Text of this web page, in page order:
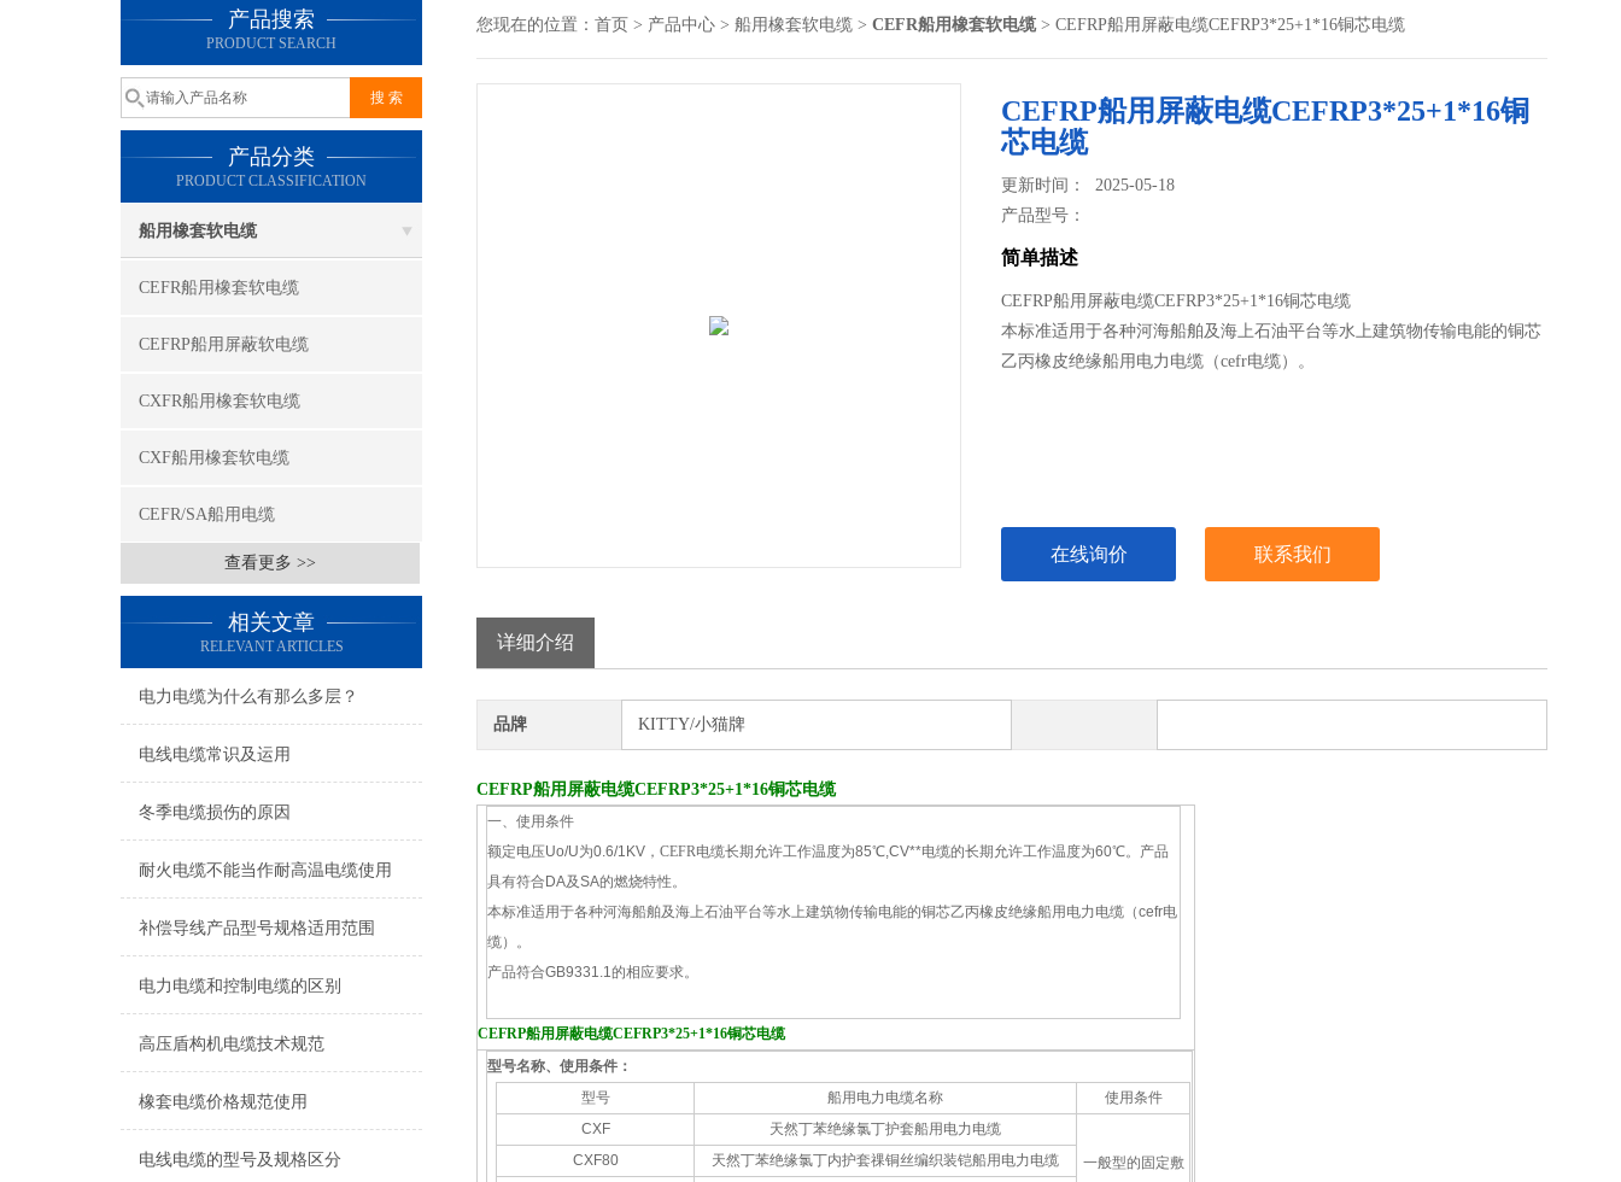
产品搜索
PRODUCT SEARCH
产品分类
PRODUCT CLASSIFICATION
船用橡套软电缆
CEFR船用橡套软电缆
CEFRP船用屏蔽软电缆
CXFR船用橡套软电缆
CXF船用橡套软电缆
CEFR/SA船用电缆
查看更多 >>
相关文章
RELEVANT ARTICLES
电力电缆为什么有那么多层？
电线电缆常识及运用
冬季电缆损伤的原因
耐火电缆不能当作耐高温电缆使用
补偿导线产品型号规格适用范围
电力电缆和控制电缆的区别
高压盾构机电缆技术规范
橡套电缆价格规范使用
电线电缆的型号及规格区分
您现在的位置： 首页 > 产品中心 > 船用橡套软电缆 > CEFR船用橡套软电缆> CEFRP船用屏蔽电缆CEFRP3*25+1*16铜芯电缆
CEFRP船用屏蔽电缆CEFRP3*25+1*16铜
芯电缆
更新时间： 2025-05-18
产品型号：
简单描述
CEFRP船用屏蔽电缆CEFRP3*25+1*16铜芯电缆
本标准适用于各种河海船舶及海上石油平台等水上建筑物传输电能的铜芯
乙丙橡皮绝缘船用电力电缆（cefr电缆）。
在线询价 联系我们
详细介绍
品牌 KITTY/小猫牌
CEFRP船用屏蔽电缆CEFRP3*25+1*16铜芯电缆
一、使用条件
额定电压Uo/U为0.6/1KV，CEFR电缆长期允许工作温度为85℃,CV**电缆的长期允许工作温度为60℃。产品
具有符合DA及SA的燃烧特性。
本标准适用于各种河海船舶及海上石油平台等水上建筑物传输电能的铜芯乙丙橡皮绝缘船用电力电缆（cefr电
缆）。
产品符合GB9331.1的相应要求。
CEFRP船用屏蔽电缆CEFRP3*25+1*16铜芯电缆
型号名称、使用条件：
型号
船用电力电缆名称
使用条件
CXF
天然丁苯绝缘氯丁护套船用电力电缆
一般型的固定敷
CXF80
天然丁苯绝缘氯丁内护套祼铜丝编织装铠船用电力电缆